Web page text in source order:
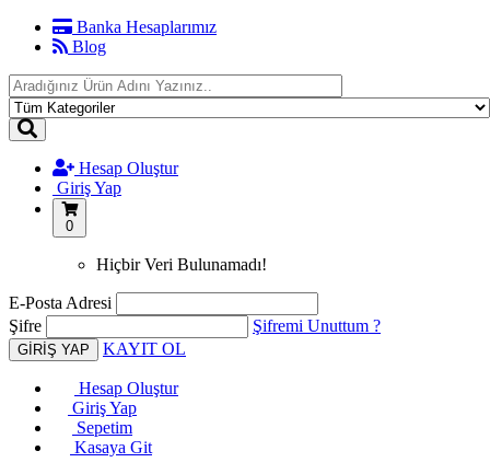
Banka Hesaplarımız
Blog
Hesap Oluştur
Giriş Yap
0
Hiçbir Veri Bulunamadı!
E-Posta Adresi
Şifre
Şifremi Unuttum ?
KAYIT OL
Hesap Oluştur
Giriş Yap
Sepetim
Kasaya Git